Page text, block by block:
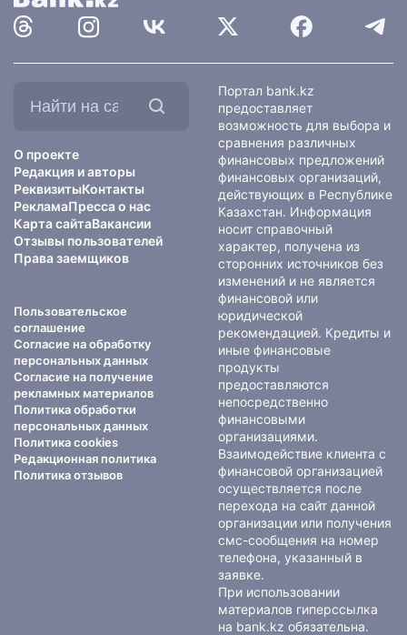
О проекте
Редакция и авторы
РеквизитыКонтакты
РекламаПресса о нас
Карта сайтаВакансии
Отзывы пользователей
Права заемщиков
Пользовательское
соглашение
Согласие на обработку
персональных данных
Согласие на получение
рекламных материалов
Политика обработки
персональных данных
Политика cookies
Редакционная политика
Политика отзывов
Портал bank.kz
предоставляет
возможность для выбора и
сравнения различных
финансовых предложений
финансовых организаций,
действующих в Республике
Казахстан. Информация
носит справочный
характер, получена из
сторонних источников без
изменений и не является
финансовой или
юридической
рекомендацией. Кредиты и
иные финансовые
продукты
предоставляются
непосредственно
финансовыми
организациями.
Взаимодействие клиента с
финансовой организацией
осуществляется после
перехода на сайт данной
организации или получения
смс-сообщения на номер
телефона, указанный в
заявке.
При использовании
материалов гиперссылка
на bank.kz обязательна.